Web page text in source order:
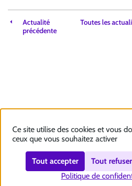
Actualité
précédente
Toutes les
Ce site utilise des cookies et vous
ceux que vous souhaitez activer
Tout accepter Tout refuser
Politique de